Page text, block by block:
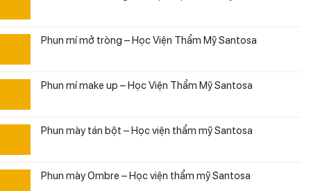
Phun mí mở tròng – Học Viện Thẩm Mỹ Santosa
Phun mí make up – Học Viện Thẩm Mỹ Santosa
Phun mày tán bột – Học viện thẩm mỹ Santosa
Phun mày Ombre – Học viện thẩm mỹ Santosa